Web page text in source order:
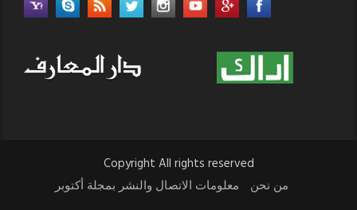
Copyright All rights reserved
من نحن
معلومات الاتصال والنشر بمجلة أكتوبر